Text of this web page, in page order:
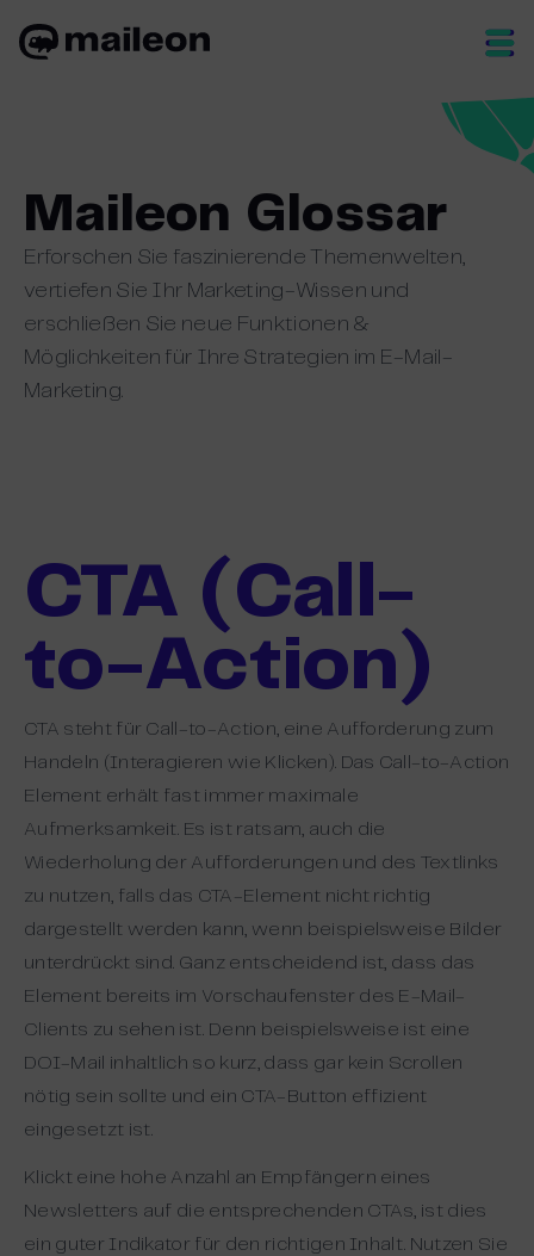
Maileon Glossar
Erforschen Sie faszinierende Themenwelten,
vertiefen Sie Ihr Marketing-Wissen und
erschließen Sie neue Funktionen &
Möglichkeiten für Ihre Strategien im E-Mail-
Marketing.
CTA (Call-
to-Action)
CTA steht für Call-to-Action, eine Aufforderung zum
Handeln (Interagieren wie Klicken). Das Call-to-Action
Element erhält fast immer maximale
Aufmerksamkeit. Es ist ratsam, auch die
Wiederholung der Aufforderungen und des Textlinks
zu nutzen, falls das CTA-Element nicht richtig
dargestellt werden kann, wenn beispielsweise Bilder
unterdrückt sind. Ganz entscheidend ist, dass das
Element bereits im Vorschaufenster des E-Mail-
Clients zu sehen ist. Denn beispielsweise ist eine
DOI-Mail inhaltlich so kurz, dass gar kein Scrollen
nötig sein sollte und ein CTA-Button effizient
eingesetzt ist.
Klickt eine hohe Anzahl an Empfängern eines
Newsletters auf die entsprechenden CTAs, ist dies
ein guter Indikator für den richtigen Inhalt. Nutzen Sie